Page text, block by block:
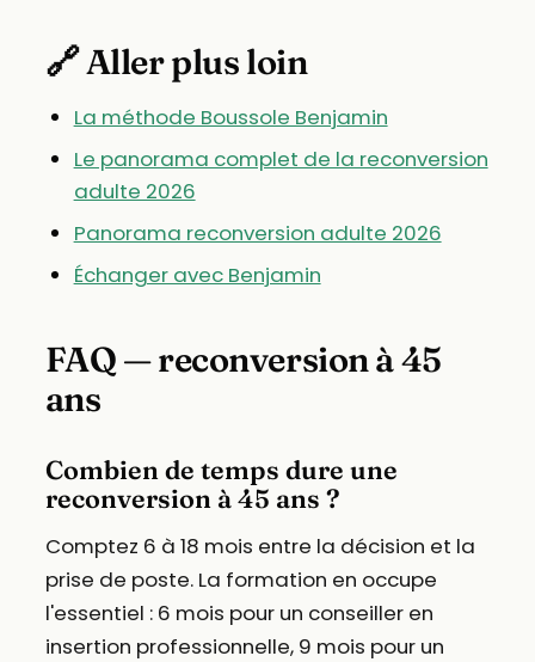
🔗 Aller plus loin
La méthode Boussole Benjamin
Le panorama complet de la reconversion
adulte 2026
Panorama reconversion adulte 2026
Échanger avec Benjamin
FAQ — reconversion à 45
ans
Combien de temps dure une
reconversion à 45 ans ?
Comptez 6 à 18 mois entre la décision et la
prise de poste. La formation en occupe
l'essentiel : 6 mois pour un conseiller en
insertion professionnelle, 9 mois pour un